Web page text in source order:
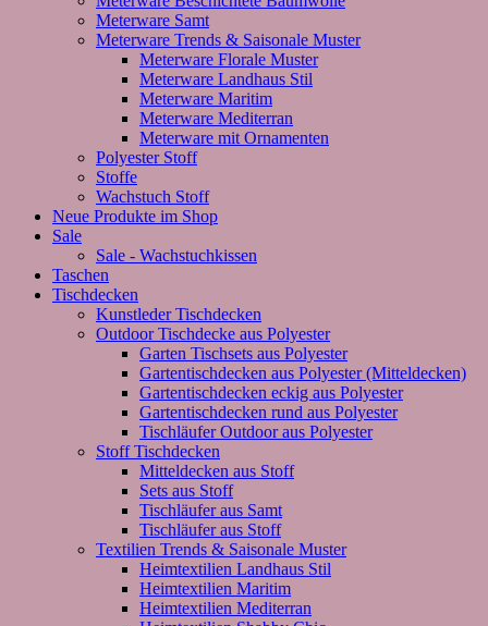
Meterware Samt
Meterware Trends & Saisonale Muster
Meterware Florale Muster
Meterware Landhaus Stil
Meterware Maritim
Meterware Mediterran
Meterware mit Ornamenten
Polyester Stoff
Stoffe
Wachstuch Stoff
Neue Produkte im Shop
Sale
Sale - Wachstuchkissen
Taschen
Tischdecken
Kunstleder Tischdecken
Outdoor Tischdecke aus Polyester
Garten Tischsets aus Polyester
Gartentischdecken aus Polyester (Mitteldecken)
Gartentischdecken eckig aus Polyester
Gartentischdecken rund aus Polyester
Tischläufer Outdoor aus Polyester
Stoff Tischdecken
Mitteldecken aus Stoff
Sets aus Stoff
Tischläufer aus Samt
Tischläufer aus Stoff
Textilien Trends & Saisonale Muster
Heimtextilien Landhaus Stil
Heimtextilien Maritim
Heimtextilien Mediterran